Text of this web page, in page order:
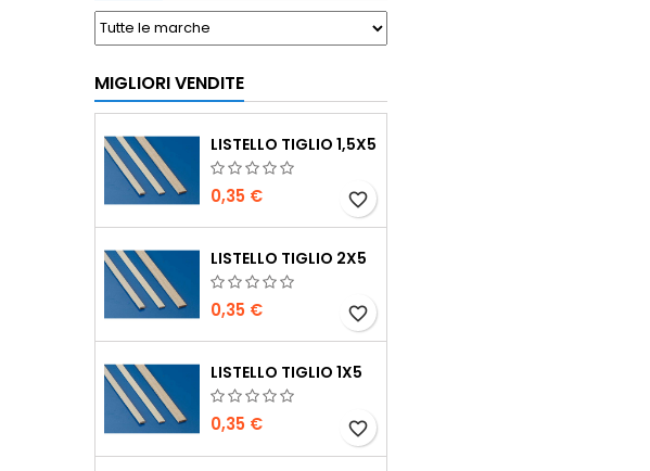
MIGLIORI VENDITE
LISTELLO TIGLIO 1,5X5
0,35 € favorite_border
LISTELLO TIGLIO 2X5
0,35 € favorite_border
LISTELLO TIGLIO 1X5
0,35 € favorite_border